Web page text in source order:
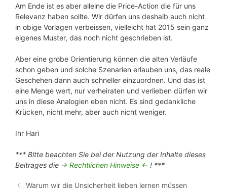
Am Ende ist es aber alleine die Price-Action die für uns
Relevanz haben sollte. Wir dürfen uns deshalb auch nicht
in obige Vorlagen verbeissen, vielleicht hat 2015 sein ganz
eigenes Muster, das noch nicht geschrieben ist.
Aber eine grobe Orientierung können die alten Verläufe
schon geben und solche Szenarien erlauben uns, das reale
Geschehen dann auch schneller einzuordnen. Und das ist
eine Menge wert, nur verheiraten und verlieben dürfen wir
uns in diese Analogien eben nicht. Es sind gedankliche
Krücken, nicht mehr, aber auch nicht weniger.
Ihr Hari
*** Bitte beachten Sie bei der Nutzung der Inhalte dieses
Beitrages die -> Rechtlichen Hinweise <- ! ***
Warum wir die Unsicherheit lieben lernen müssen